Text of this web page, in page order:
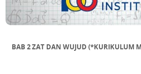
BAB 2 ZAT DAN WUJUD (*KURIKULUM